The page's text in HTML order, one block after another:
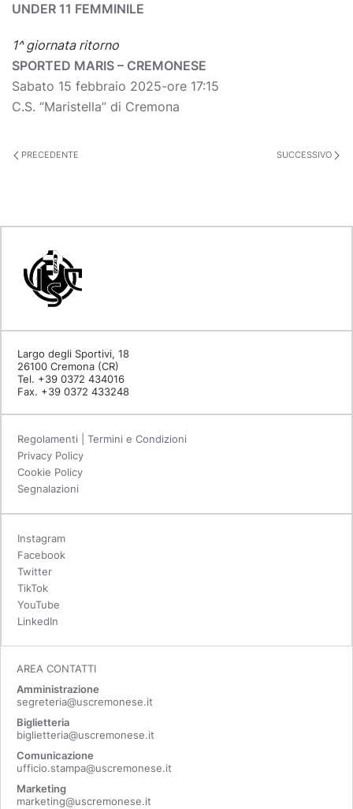
UNDER 11 FEMMINILE
1^ giornata ritorno
SPORTED MARIS – CREMONESE
Sabato 15 febbraio 2025-ore 17:15
C.S. “Maristella” di Cremona
PRECEDENTE SUCCESSIVO
Largo degli Sportivi, 18
26100 Cremona (CR)
Tel. +39 0372 434016
Fax. +39 0372 433248
Regolamenti | Termini e Condizioni
Privacy Policy
Cookie Policy
Segnalazioni
Instagram
Facebook
Twitter
TikTok
YouTube
LinkedIn
AREA CONTATTI
Amministrazione
segreteria@uscremonese.it
Biglietteria
biglietteria@uscremonese.it
Comunicazione
ufficio.stampa@uscremonese.it
Marketing
marketing@uscremonese.it